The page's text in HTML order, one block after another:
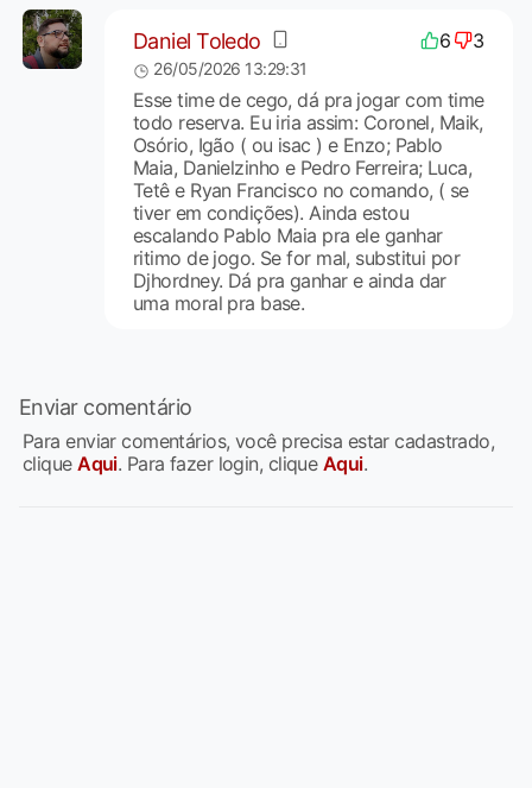
Daniel Toledo 6 3
26/05/2026 13:29:31
Esse time de cego, dá pra jogar com time
todo reserva. Eu iria assim: Coronel, Maik,
Osório, Igão ( ou isac ) e Enzo; Pablo
Maia, Danielzinho e Pedro Ferreira; Luca,
Tetê e Ryan Francisco no comando, ( se
tiver em condições). Ainda estou
escalando Pablo Maia pra ele ganhar
ritimo de jogo. Se for mal, substitui por
Djhordney. Dá pra ganhar e ainda dar
uma moral pra base.
Enviar comentário
Para enviar comentários, você precisa estar cadastrado,
cliqueAqui. Para fazer login, clique Aqui.